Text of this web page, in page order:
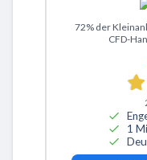
72% der
CFD-
1